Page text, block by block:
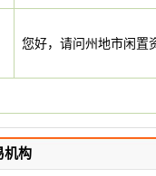
您好，请问州地市闲置
机构